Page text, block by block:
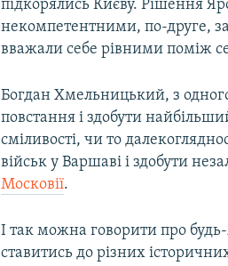
підкорялись Києву. Рішення
некомпетентними, по-друге,
вважали себе рівними поміж
Богдан Хмельницький, з
повстання і здобути
сміливості, чи то
військ у Варшаві і здобути
Московії.
І так можна говорити про
ставитись до різних